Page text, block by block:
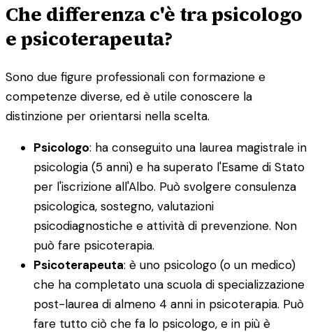
Che differenza c'è tra psicologo
e psicoterapeuta?
Sono due figure professionali con formazione e
competenze diverse, ed è utile conoscere la
distinzione per orientarsi nella scelta.
Psicologo: ha conseguito una laurea magistrale in
psicologia (5 anni) e ha superato l'Esame di Stato
per l'iscrizione all'Albo. Può svolgere consulenza
psicologica, sostegno, valutazioni
psicodiagnostiche e attività di prevenzione. Non
può fare psicoterapia.
Psicoterapeuta: è uno psicologo (o un medico)
che ha completato una scuola di specializzazione
post-laurea di almeno 4 anni in psicoterapia. Può
fare tutto ciò che fa lo psicologo, e in più è